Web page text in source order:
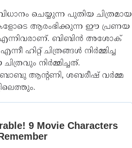
ചെയ്യുന്ന പുതിയ ചിത്രമായ
ആരംഭിക്കുന്ന ഈ പ്രണയ
ബിബിൻ അശോക്
ഹിറ്റ് ചിത്രങ്ങൾ നിർമ്മിച്ച
നിർമ്മിച്ചത്.
ബാബു ആൻ്റണി, ശബരീഷ് വർമ്മ